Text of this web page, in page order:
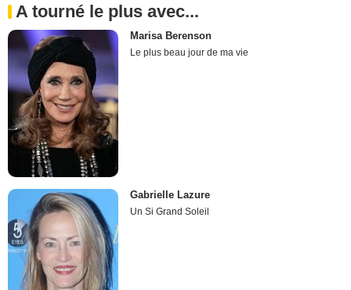
A tourné le plus avec...
Marisa Berenson
Le plus beau jour de ma vie
Gabrielle Lazure
Un Si Grand Soleil